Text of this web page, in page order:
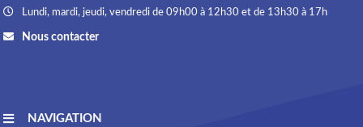
Lundi, mardi, jeudi, vendredi de 09h00 à 12h30 et de 13h30 à 17h
Nous contacter
NAVIGATION